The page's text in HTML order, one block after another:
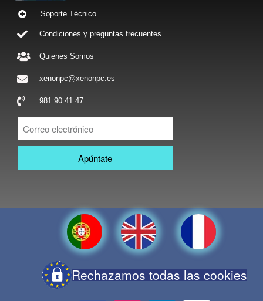
Soporte Técnico
Condiciones y preguntas frecuentes
Quienes Somos
xenonpc@xenonpc.es
981 90 41 47
Apúntate
Rechazamos todas las cookies